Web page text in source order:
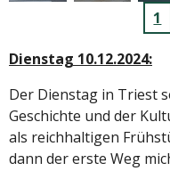
1
Dienstag 10.12.2024:
Der Dienstag in Triest
Geschichte und der
als reichhaltigen
dann der erste Weg